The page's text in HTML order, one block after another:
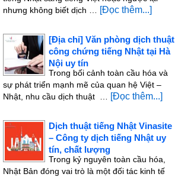
nhưng không biết dịch …
[Đọc thêm...]
[Địa chỉ] Văn phòng dịch thuật
công chứng tiếng Nhật tại Hà
Nội uy tín
Trong bối cảnh toàn cầu hóa và
sự phát triển mạnh mẽ của quan hệ Việt –
Nhật, nhu cầu dịch thuật …
[Đọc thêm...]
Dịch thuật tiếng Nhật Vinasite
– Công ty dịch tiếng Nhật uy
tín, chất lượng
Trong kỷ nguyên toàn cầu hóa,
Nhật Bản đóng vai trò là một đối tác kinh tế